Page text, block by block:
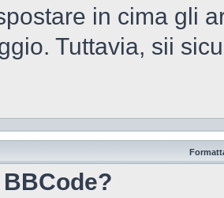
in cima gli
Tuttavia, sii
BBCode?